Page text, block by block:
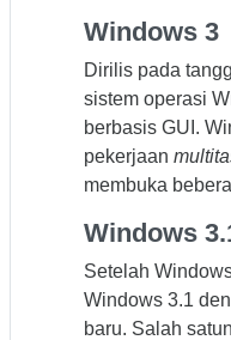
Windows 3
Dirilis pada
sistem operasi
berbasis GUI.
pekerjaan
membuka
Windows
Setelah
Windows 3.1
baru. Salah